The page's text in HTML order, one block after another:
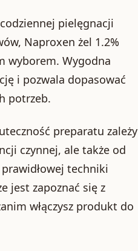
pielęgnacji
Naproxen żel 1.2%
wyborem. Wygodna
i pozwala dopasować
potrzeb.
preparatu zależy
czynnej, ale także od
techniki
jest zapoznać się z
włączysz produkt do